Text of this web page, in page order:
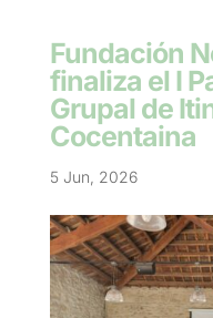
Fundación
finaliza el I
Grupal de
Cocentaina
5 Jun, 2026